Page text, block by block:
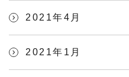
2021年4月
2021年1月